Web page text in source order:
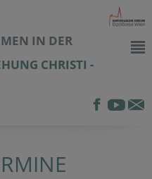
IN DER
CHRISTI -